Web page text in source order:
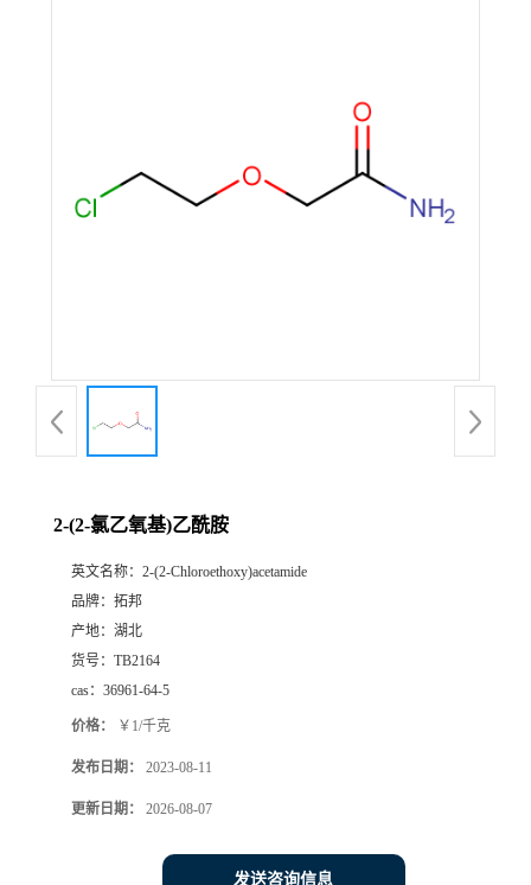
2-(2-氯乙氧基)乙酰胺
英文名称： 2-(2-Chloroethoxy)acetamide
品牌： 拓邦
产地： 湖北
货号： TB2164
cas： 36961-64-5
价格： ￥1/千克
发布日期： 2023-08-11
更新日期： 2026-08-07
发送咨询信息